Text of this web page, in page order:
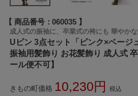
商品番号 060035
成人式の振袖に、卒業式の袴にも 華やかな
Uピン 3点セット「ピンク×ベージ
振袖用髪飾り お花髪飾り 成人式
ール便不可】
きもの町価格 10,230 税込